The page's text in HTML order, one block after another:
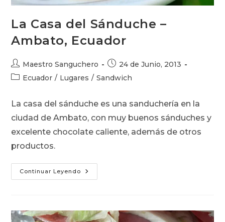
La Casa del Sánduche –
Ambato, Ecuador
Autor
de
Maestro Sanguchero
Publicación
de
24 de Junio, 2013
Categoría
entrada:
Ecuador / Lugares / Sandwich
La casa del sánduche es una sanduchería en la
ciudad de Ambato, con muy buenos sánduches y
excelente chocolate caliente, además de otros
productos.
Continuar Leyendo La
Casa
Ecuador